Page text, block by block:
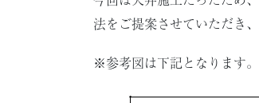
法をご提案させていただき
※参考図は下記となります。